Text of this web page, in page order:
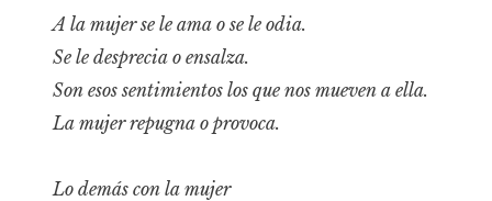
A la mujer se le ama o se le odia.
Se le desprecia o ensalza.
Son esos sentimientos los que nos mueven a ella.
La mujer repugna o provoca.
Lo demás con la mujer